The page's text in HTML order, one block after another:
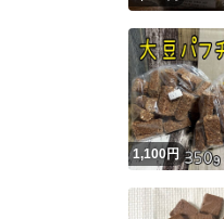
1,100円